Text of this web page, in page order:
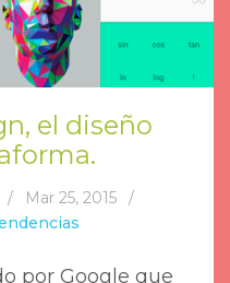
el diseño
/ Mar 25, 2015
/
por Google que